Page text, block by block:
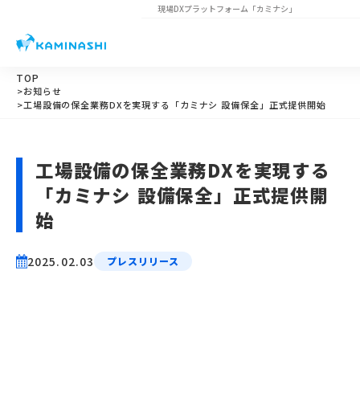
現場DXプラットフォーム 「カミナシ」
TOP
>お知らせ
>工場設備の保全業務DXを実現する「カミナシ 設備保全」正式提供開始
工場設備の保全業務DXを実現する
「カミナシ 設備保全」正式提供開
始
2025.02.03 プレスリリース